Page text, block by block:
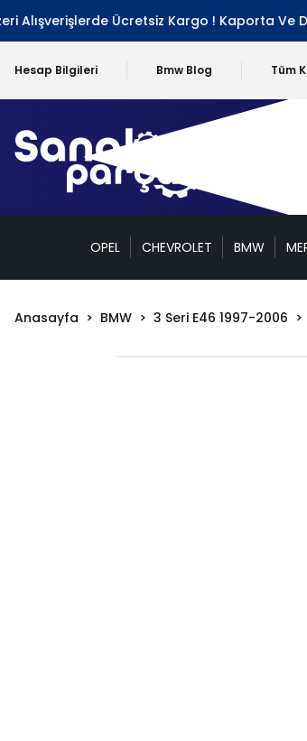
Ücretsiz Kargo ! Kaporta Ve Dış
Hesap Bilgileri Bmw Blog Tüm
OPEL CHEVROLET BMW
Anasayfa BMW 3 Seri E46 1997-2006